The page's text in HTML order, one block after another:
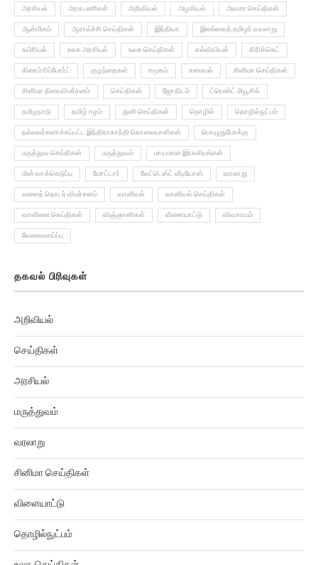
அரசியல் அரசு பணிகள் அறிவியல் அழகியல் அவசர செய்திகள்
ஆன்மிகம் ஆராய்ச்சி செய்திகள் இந்தியா இலங்கைத் தமிழர் வரலாறு
உயிரியல் உலக அரசியல் உலக செய்திகள் கல்வியியல் கிரிக்கெட்
கிரைம் ரிப்போர்ட் குழந்தைகள் சமூகம் சமையல் சினிமா செய்திகள்
சினிமா திரைவிமர்சனம் செய்திகள் ஜோதிடம் ட்ரெண்ட் மியூசிக்
தமிழநாடு தமிழ் ஈழம் துளி செய்திகள் தொழில் தொழில்நுட்பம்
நல்லவர்களாக்கப்பட்ட இந்திராகாந்தி கொலையாளிகள் பொழுதுபோக்கு
மருத்துவ செய்திகள் மருத்துவம் மாயமான இரகசியங்கள்
மின் வாக்கெடுப்பு மோட்டார் லேட்டெஸ்ட் வீடியோஸ் வரலாறு
வலைத் தொடர் விமர்சனம் வானியல் வானியல் செய்திகள்
வானிலை செய்திகள் விஞ்ஞானிகள் விளையாட்டு விவசாயம்
வேலைவாய்ப்பு
தகவல் பிரிவுகள்
அறிவியல்
செய்திகள்
அரசியல்
மருத்துவம்
வரலாறு
சினிமா செய்திகள்
விளையாட்டு
தொழில்நுட்பம்